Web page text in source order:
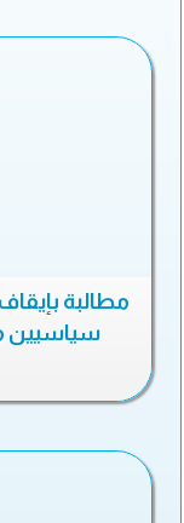
مطالبة
سياسيين